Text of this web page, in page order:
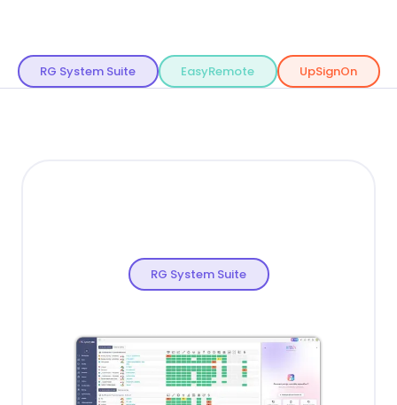
RG System Suite EasyRemote UpSignOn
RG System Suite